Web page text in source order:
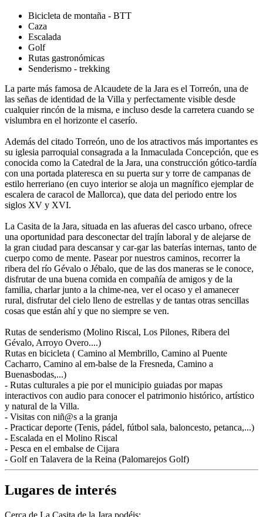
Bicicleta de montaña - BTT
Caza
Escalada
Golf
Rutas gastronómicas
Senderismo - trekking
La parte más famosa de Alcaudete de la Jara es el Torreón, una de
las señas de identidad de la Villa y perfectamente visible desde
cualquier rincón de la misma, e incluso desde la carretera cuando se
vislumbra en el horizonte el caserío.
Además del citado Torreón, uno de los atractivos más importantes es
su iglesia parroquial consagrada a la Inmaculada Concepción, que es
conocida como la Catedral de la Jara, una construcción gótico-tardía
con una portada plateresca en su puerta sur y torre de campanas de
estilo herreriano (en cuyo interior se aloja un magnífico ejemplar de
escalera de caracol de Mallorca), que data del periodo entre los
siglos XV y XVI.
La Casita de la Jara, situada en las afueras del casco urbano, ofrece
una oportunidad para desconectar del trajín laboral y de alejarse de
la gran ciudad para descansar y car-gar las baterías internas, tanto de
cuerpo como de mente. Pasear por nuestros caminos, recorrer la
ribera del río Gévalo o Jébalo, que de las dos maneras se le conoce,
disfrutar de una buena comida en compañía de amigos y de la
familia, charlar junto a la chime-nea, ver el ocaso y el amanecer
rural, disfrutar del cielo lleno de estrellas y de tantas otras sencillas
cosas que están ahí y que no siempre se ven.
Rutas de senderismo (Molino Riscal, Los Pilones, Ribera del
Gévalo, Arroyo Overo....)
Rutas en bicicleta ( Camino al Membrillo, Camino al Puente
Cacharro, Camino al em-balse de la Fresneda, Camino a
Buenasbodas,...)
- Rutas culturales a pie por el municipio guiadas por mapas
interactivos con audio para conocer el patrimonio histórico, artístico
y natural de la Villa.
- Visitas con niñ@s a la granja
- Practicar deporte (Tenis, pádel, fútbol sala, baloncesto, petanca,...)
- Escalada en el Molino Riscal
- Pesca en el embalse de Cijara
- Golf en Talavera de la Reina (Palomarejos Golf)
Lugares de interés